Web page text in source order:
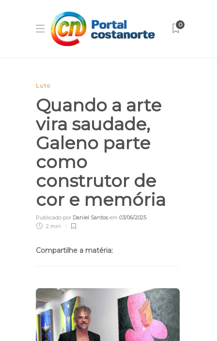
0
Luto
Quando a arte
vira saudade,
Galeno parte
como
construtor de
cor e memória
Publicado por Daniel Santosem 03/06/2025
2 min
Compartilhe a matéria: